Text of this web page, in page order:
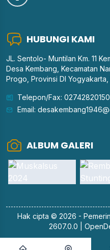
HUBUNGI KAMI
JL. Sentolo- Muntilan Km. 11
Desa Kembang, Kecamatan
Progo, Provinsi DI
Telepon/Fax: 02742820150
Email:
ALBUM GALERI
Hak cipta © 2026 -
2607.0.0